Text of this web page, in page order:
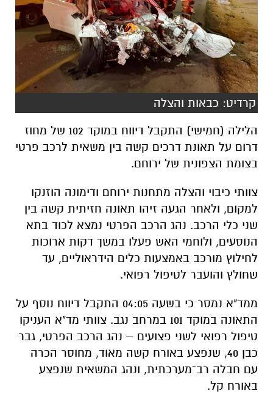
קרדיט: כבאות והצלה
הלילה (חמישי) התקבל דיווח במוקד 102 של מחוז
דרום על תאונת דרכים קשה בין משאית לרכב פרטי
בצומת הצפונית של ירוחם.
צוותי כיבוי והצלה מתחנות ירוחם ודימונה הוזנקו
למקום, ולאחר הגעה זיהו תאונה חזיתית קשה בין
שני כלי הרכב. נהג הרכב הפרטי נמצא לכוד בתא
הנוסעים, ולוחמי האש פעלו במשך דקות ארוכות
לחילוץ מורכב באמצעות כלים הידראוליים, עד
שחולץ והועבר לטיפול רפואי.
ממד"א נמסר כי בשעה 04:05 התקבל דיווח נוסף על
התאונה במוקד 101 במרחב נגב. צוותי מד"א העניקו
טיפול רפואי לשני פצועים – נהג הרכב הפרטי, גבר
כבן 40, שנפצע באורח קשה מאוד, מחוסר הכרה
עם חבלה רב־מערכתית, ונהג המשאית שנפצע
באורח קל.